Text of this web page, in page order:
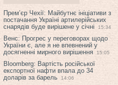
Прем’єр Чехії: Майбутнє ініціативи з
постачання Україні артилерійських
снарядів буде вирішене у січні
15:34
Венс: Прогрес у переговорах щодо
України є, але я не впевнений у
досягненні мирного вирішення
15:05
Bloomberg: Вартість російської
експортної нафти впала до 34
доларів за барель
14:06